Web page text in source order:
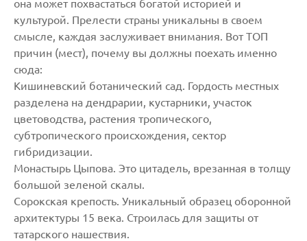
она может похвастаться богатой историей и
культурой. Прелести страны уникальны в своем
смысле, каждая заслуживает внимания. Вот ТОП
причин (мест), почему вы должны поехать именно
сюда:
Кишиневский ботанический сад. Гордость местных
разделена на дендрарии, кустарники, участок
цветоводства, растения тропического,
субтропического происхождения, сектор
гибридизации.
Монастырь Цыпова. Это цитадель, врезанная в толщу
большой зеленой скалы.
Сорокская крепость. Уникальный образец оборонной
архитектуры 15 века. Строилась для защиты от
татарского нашествия.